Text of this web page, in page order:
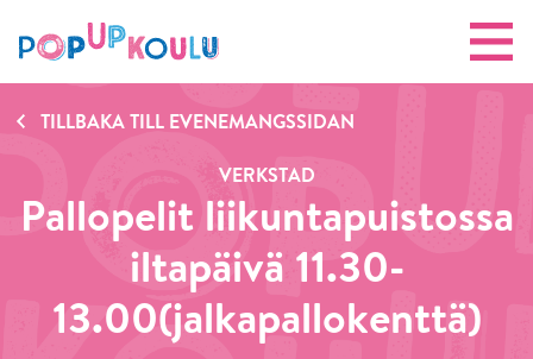
TILLBAKA TILL EVENEMANGSSIDAN
VERKSTAD
Pallopelit liikuntapuistossa
iltapäivä 11.30-
13.00(jalkapallokenttä)